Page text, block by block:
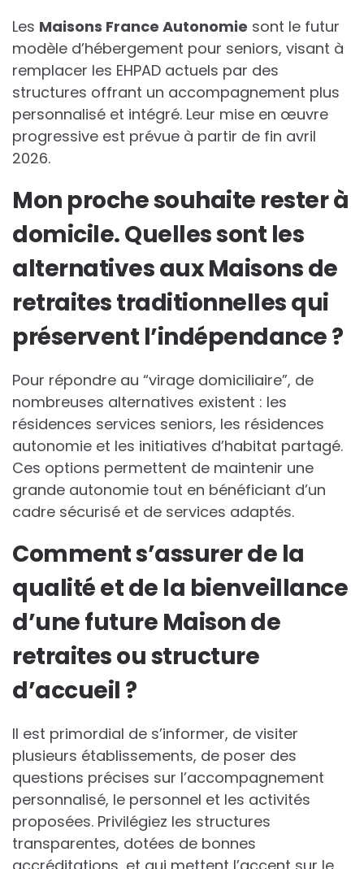
Les Maisons France Autonomie sont le futur
modèle d’hébergement pour seniors, visant à
remplacer les EHPAD actuels par des
structures offrant un accompagnement plus
personnalisé et intégré. Leur mise en œuvre
progressive est prévue à partir de fin avril
2026.
Mon proche souhaite rester à
domicile. Quelles sont les
alternatives aux Maisons de
retraites traditionnelles qui
préservent l’indépendance ?
Pour répondre au “virage domiciliaire”, de
nombreuses alternatives existent : les
résidences services seniors, les résidences
autonomie et les initiatives d’habitat partagé.
Ces options permettent de maintenir une
grande autonomie tout en bénéficiant d’un
cadre sécurisé et de services adaptés.
Comment s’assurer de la
qualité et de la bienveillance
d’une future Maison de
retraites ou structure
d’accueil ?
Il est primordial de s’informer, de visiter
plusieurs établissements, de poser des
questions précises sur l’accompagnement
personnalisé, le personnel et les activités
proposées. Privilégiez les structures
transparentes, dotées de bonnes